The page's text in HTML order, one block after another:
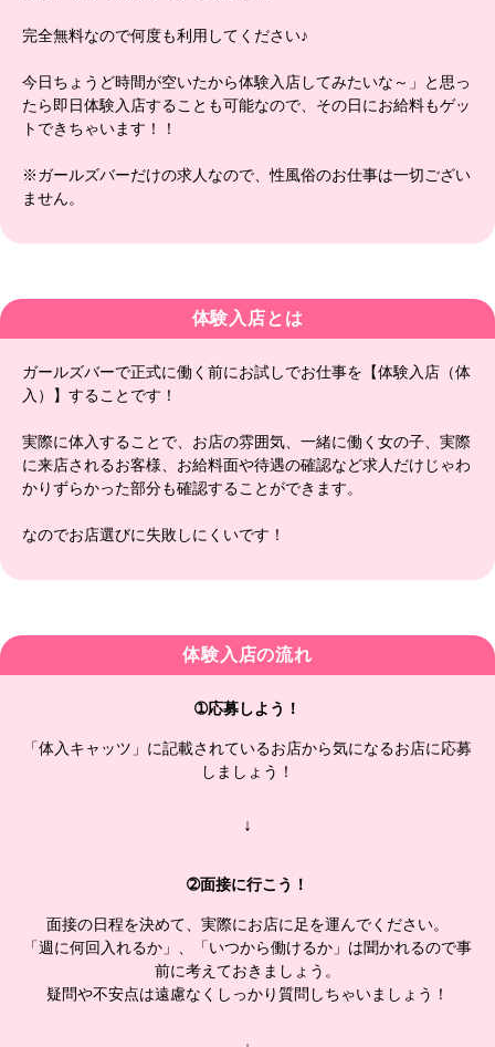
完全無料なので何度も利用してください♪
今日ちょうど時間が空いたから体験入店してみたいな～」と思っ
たら即日体験入店することも可能なので、その日にお給料もゲッ
トできちゃいます！！
※ガールズバーだけの求人なので、性風俗のお仕事は一切ござい
ません。
体験入店とは
ガールズバーで正式に働く前にお試しでお仕事を【体験入店（体
入）】することです！
実際に体入することで、お店の雰囲気、一緒に働く女の子、実際
に来店されるお客様、お給料面や待遇の確認など求人だけじゃわ
かりずらかった部分も確認することができます。
なのでお店選びに失敗しにくいです！
体験入店の流れ
➀応募しよう！
「体入キャッツ」に記載されているお店から気になるお店に応募
しましょう！
↓
➁面接に行こう！
面接の日程を決めて、実際にお店に足を運んでください。
「週に何回入れるか」、「いつから働けるか」は聞かれるので事
前に考えておきましょう。
疑問や不安点は遠慮なくしっかり質問しちゃいましょう！